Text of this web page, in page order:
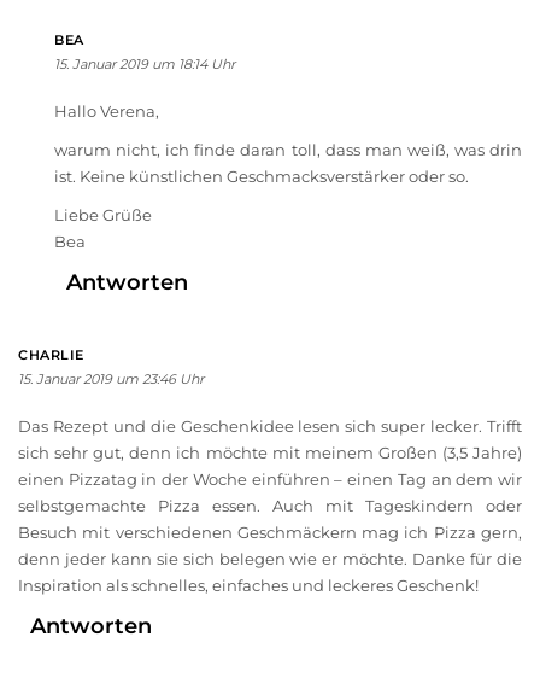
BEA
15. Januar 2019 um 18:14 Uhr
Hallo Verena,
warum nicht, ich finde daran toll, dass man weiß, was drin
ist. Keine künstlichen Geschmacksverstärker oder so.
Liebe Grüße
Bea
Antworten
CHARLIE
15. Januar 2019 um 23:46 Uhr
Das Rezept und die Geschenkidee lesen sich super lecker. Trifft
sich sehr gut, denn ich möchte mit meinem Großen (3,5 Jahre)
einen Pizzatag in der Woche einführen – einen Tag an dem wir
selbstgemachte Pizza essen. Auch mit Tageskindern oder
Besuch mit verschiedenen Geschmäckern mag ich Pizza gern,
denn jeder kann sie sich belegen wie er möchte. Danke für die
Inspiration als schnelles, einfaches und leckeres Geschenk!
Antworten